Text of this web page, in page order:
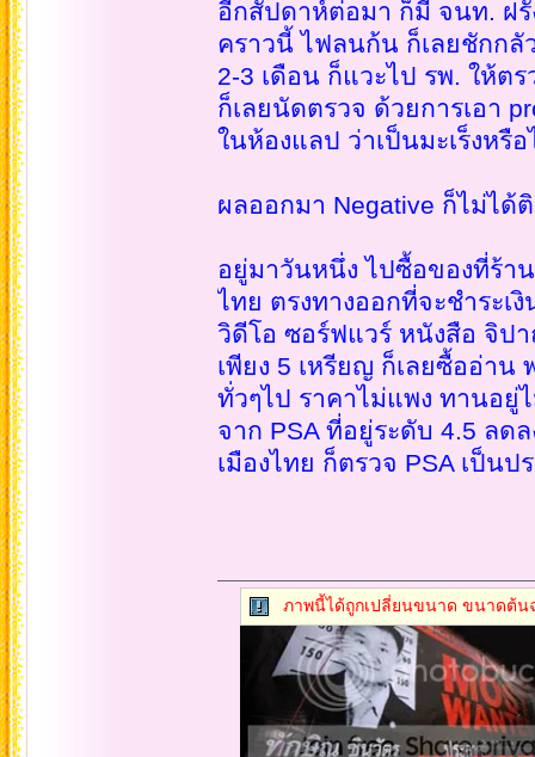
อีกสัปดาห์ต่อมา ก็มี จนท. ฝรั่
คราวนี้ ไฟลนก้น ก็เลยชักก
2-3 เดือน ก็แวะไป รพ. ให้ต
ก็เลยนัดตรวจ ด้วยการเอา
ในห้องแลป ว่าเป็นมะเร็งหรือ
ผลออกมา Negative ก็ไม่ได้
อยู่มาวันหนึ่ง ไปซื้อของที่ร้า
ไทย ตรงทางออกที่จะชำระเ
วิดีโอ ซอร์ฟแวร์ หนังสือ จิป
เพียง 5 เหรียญ ก็เลยซื้ออ่าน
ทั่วๆไป ราคาไม่แพง ทานอยู่
จาก PSA ที่อยู่ระดับ 4.5 ลด
เมืองไทย ก็ตรวจ PSA เป็น
ภาพนี้ได้ถูกเปลี่ยนขนาด ขนาดต้น